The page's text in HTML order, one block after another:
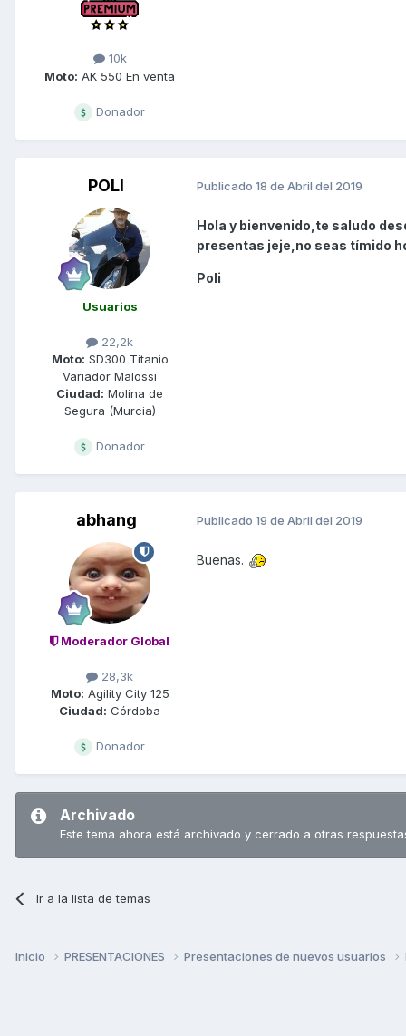
10k
Moto: AK 550 En venta
Donador
POLI
Usuarios
22,2k
Moto: SD300 Titanio
Variador Malossi
Ciudad: Molina de
Segura (Murcia)
Donador
Publicado 18 de Abril del 2019
Hola y bienvenido,te saludo
presentas jeje,no seas tímido
Poli
abhang
Moderador Global
28,3k
Moto: Agility City 125
Ciudad: Córdoba
Donador
Publicado 19 de Abril del 2019
Buenas.
Archivado
Este tema ahora está archivado y cerrado a otras
Ir a la lista de temas
Inicio PRESENTACIONES Presentaciones de nuevos usuarios